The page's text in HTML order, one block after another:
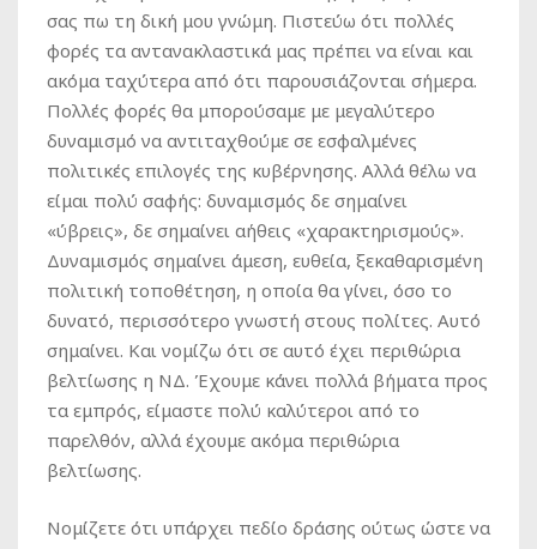
σας πω τη δική μου γνώμη. Πιστεύω ότι πολλές
φορές τα αντανακλαστικά μας πρέπει να είναι και
ακόμα ταχύτερα από ότι παρουσιάζονται σήμερα.
Πολλές φορές θα μπορούσαμε με μεγαλύτερο
δυναμισμό να αντιταχθούμε σε εσφαλμένες
πολιτικές επιλογές της κυβέρνησης. Αλλά θέλω να
είμαι πολύ σαφής: δυναμισμός δε σημαίνει
«ύβρεις», δε σημαίνει αήθεις «χαρακτηρισμούς».
Δυναμισμός σημαίνει άμεση, ευθεία, ξεκαθαρισμένη
πολιτική τοποθέτηση, η οποία θα γίνει, όσο το
δυνατό, περισσότερο γνωστή στους πολίτες. Αυτό
σημαίνει. Και νομίζω ότι σε αυτό έχει περιθώρια
βελτίωσης η ΝΔ. Έχουμε κάνει πολλά βήματα προς
τα εμπρός, είμαστε πολύ καλύτεροι από το
παρελθόν, αλλά έχουμε ακόμα περιθώρια
βελτίωσης.
Νομίζετε ότι υπάρχει πεδίο δράσης ούτως ώστε να